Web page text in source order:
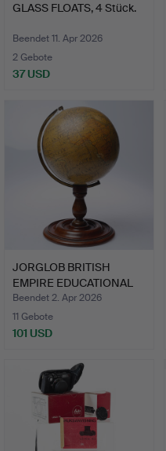
GLASS FLOATS, 4 Stück.
Beendet 11. Apr 2026
2 Gebote
37 USD
JORGLOB BRITISH
EMPIRE EDUCATIONAL
GLOBE, …
Beendet 2. Apr 2026
11 Gebote
101 USD